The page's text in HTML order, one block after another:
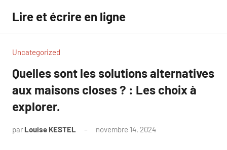
contenu
Lire et écrire en ligne
Uncategorized
Quelles sont les solutions alternatives
aux maisons closes ? : Les choix à
explorer.
par Louise KESTEL novembre 14, 2024